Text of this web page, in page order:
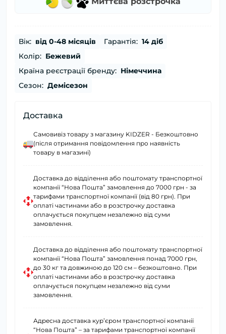
Вік: від 0-48 місяців Гарантія: 14 діб
Колір: Бежевий
Країна реєстрації бренду: Німеччина
Сезон: Демісезон
Доставка
Самовивіз товару з магазину KIDZER - Безкоштовно
(після отримання повідомлення про наявність
товару в магазині)
Доставка до відділення або поштомату транспортної
компанії “Нова Пошта” замовлення до 7000 грн - за
тарифами транспортної компанії (від 80 грн). При
оплаті частинами або в розстрочку доставка
оплачується покупцем незалежно від суми
замовлення.
Доставка до відділення або поштомату транспортної
компанії “Нова Пошта” замовлення понад 7000 грн,
до 30 кг та довжиною до 120 см – безкоштовно. При
оплаті частинами або в розстрочку доставка
оплачується покупцем незалежно від суми
замовлення.
Адресна доставка курʼєром транспортної компанії
“Нова Пошта” – за тарифами транспортної компанії